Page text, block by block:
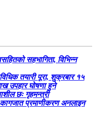
सहभागिता, विभिन्न
तयारी पूरा, शुक्रबार १५
उपहार घोषणा हुने
छः गृहमन्त्री
प्रमाणीकरण अनलाइन